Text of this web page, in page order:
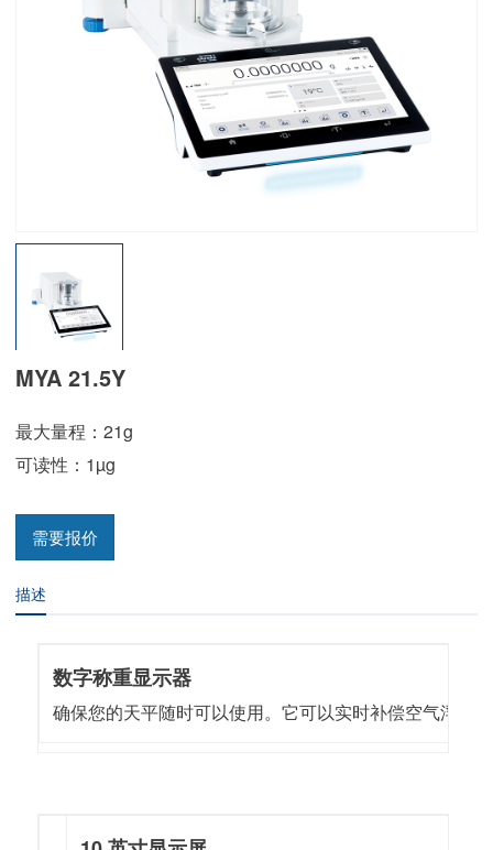
MYA 21.5Y
最大量程：21g
可读性：1µg
需要报价
描述
数字称重显示器
确保您的天平随时可以使用。它可以实时补偿空气浮力